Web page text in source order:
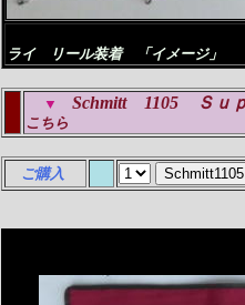
ライ リール装着 「イメージ」
▼ Schmitt 1105 Ｓｕ
こちら
ご購入